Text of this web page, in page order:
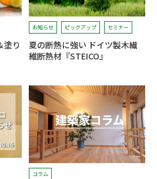
塗り
お知らせ ピックアップ セミナー
夏の断熱に強い ドイツ製木繊
維断熱材『STEICO』
コラム